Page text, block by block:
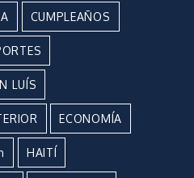
CUMPLEAÑOS
LUÍS
ECONOMÍA
HAITÍ